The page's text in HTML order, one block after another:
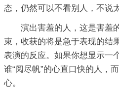
态，仍然可以不看别人，不说
演出害羞的人，这是害羞
束，收获的将是急于表现的结
表演的反应。如果你想显示一
谁“阅尽帆”的心直口快的人，
心。